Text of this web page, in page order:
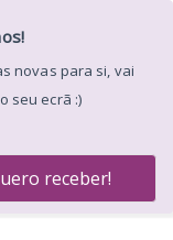
partir de 39€ para a